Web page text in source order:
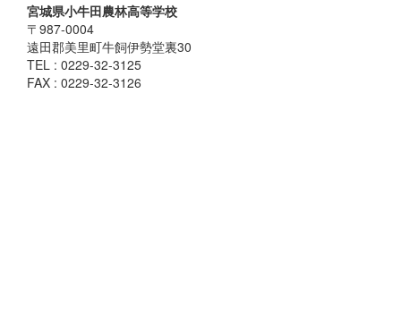
宮城県小牛田農林高等学校
〒987-0004
遠田郡美里町牛飼伊勢堂裏30
TEL : 0229-32-3125
FAX : 0229-32-3126